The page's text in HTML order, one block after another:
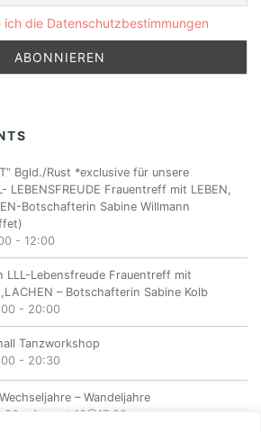
die Datenschutzbestimmungen
Bgld./Rust *exclusive für unsere
LEBENSFREUDE Frauentreff mit LEBEN,
Botschafterin Sabine Willmann
- 12:00
LLL-Lebensfreude Frauentreff mit
– Botschafterin Sabine Kolb
- 20:00
Tanzworkshop
- 20:30
– Wandeljahre
August 16@17:00